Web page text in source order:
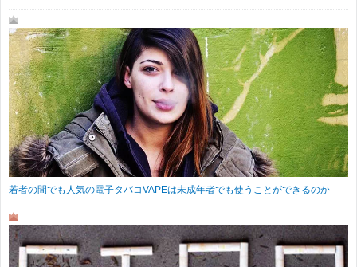
若者の間でも人気の電子タバコVAPEは未成年者でも使うことができるのか